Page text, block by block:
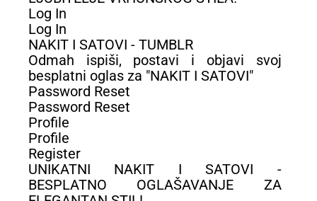
Log In
Log In
NAKIT I SATOVI - TUMBLR
Odmah ispiši, postavi i objavi svoj
besplatni oglas za "NAKIT I SATOVI"
Password Reset
Password Reset
Profile
Profile
Register
UNIKATNI NAKIT I SATOVI -
BESPLATNO OGLAŠAVANJE ZA